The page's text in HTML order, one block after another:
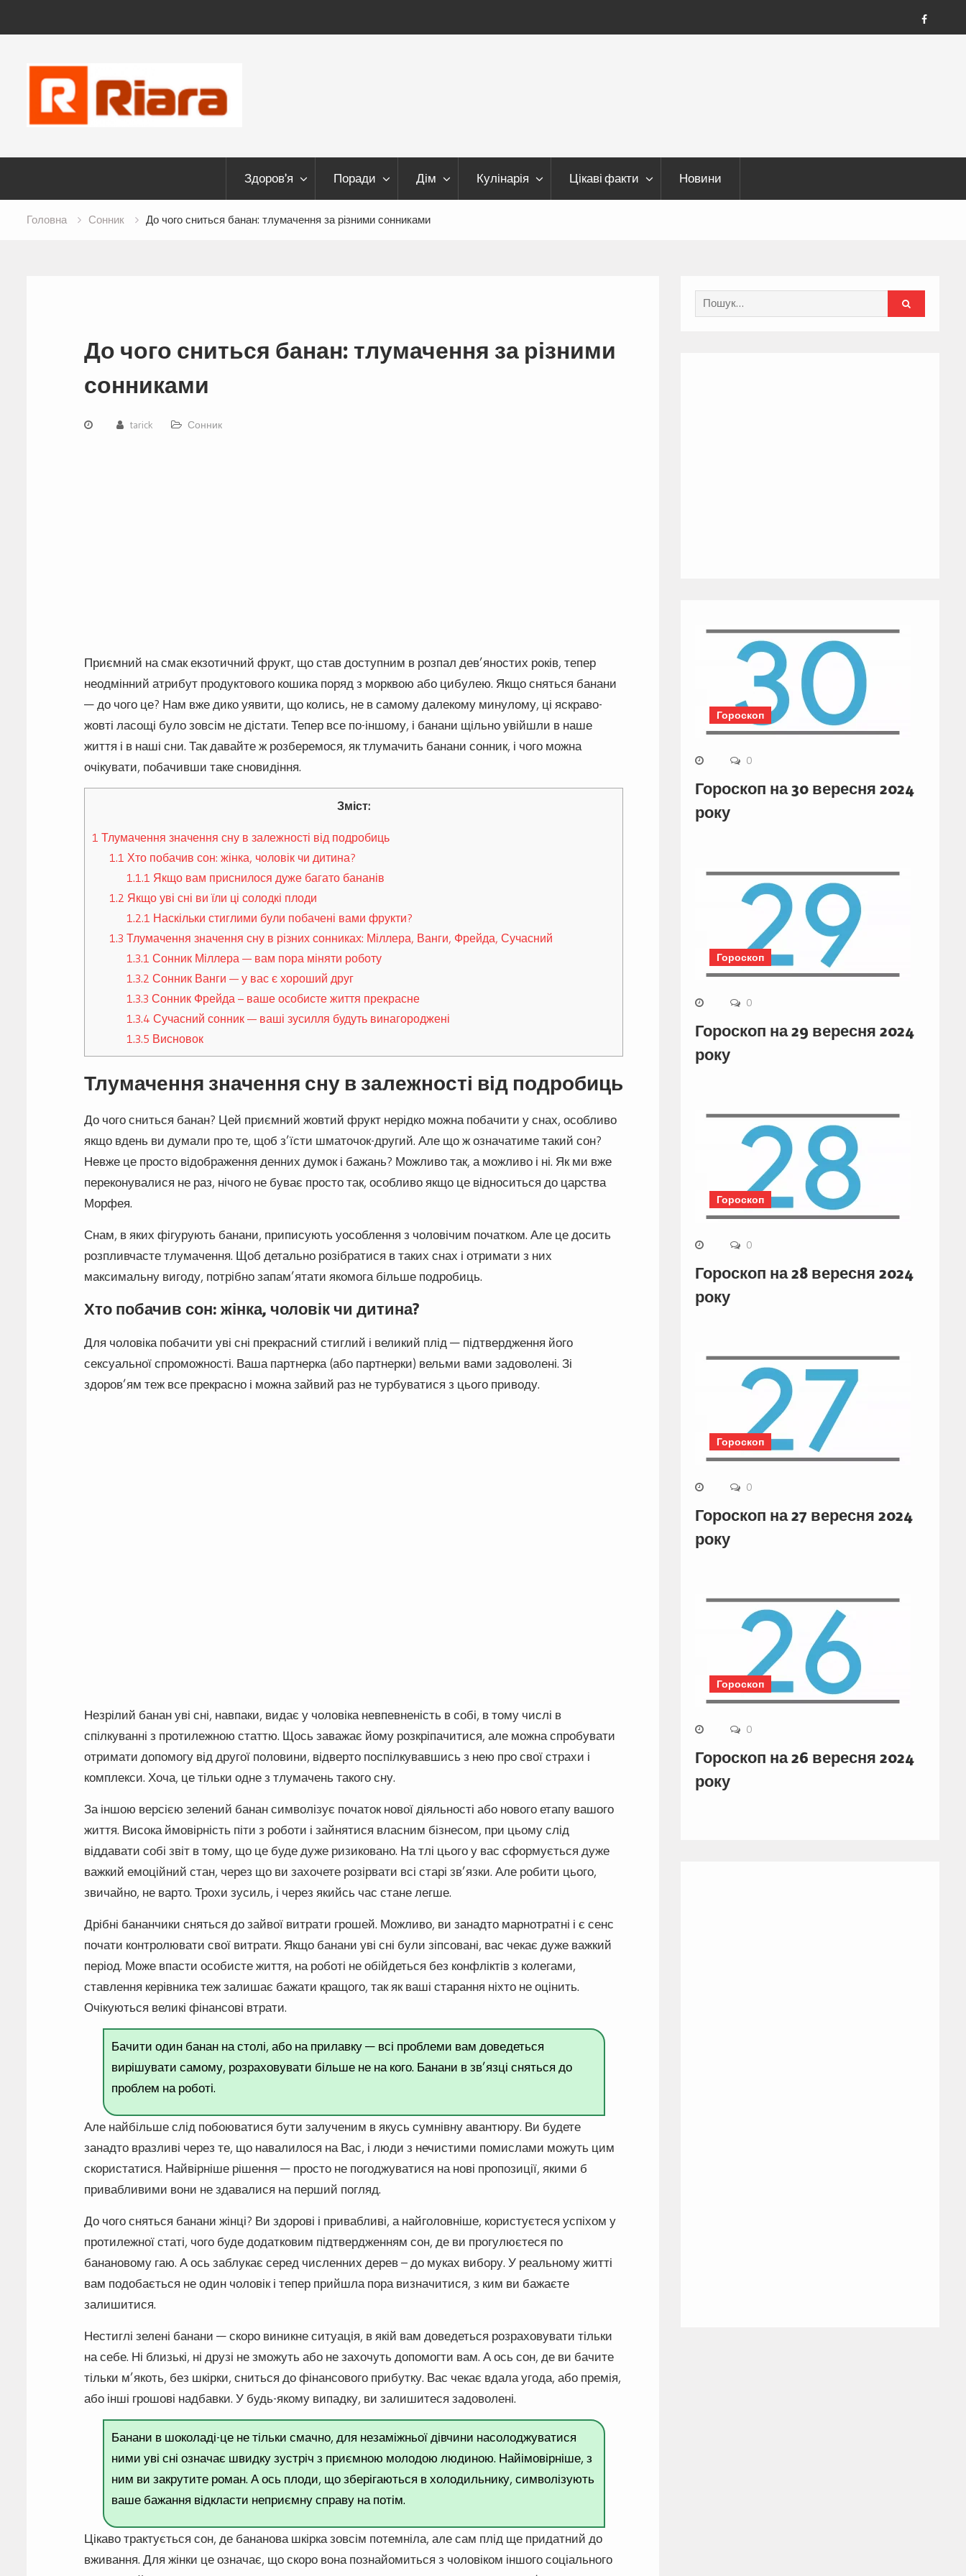
FB
content
Здоров’я Поради Дім Кулінарія Цікаві факти Новини
Головна Сонник До чого сниться банан: тлумачення за різними сонниками
До чого сниться банан: тлумачення за різними
сонниками
tarick Сонник
Приємний на смак екзотичний фрукт, що став доступним в розпал дев’яностих років, тепер
неодмінний атрибут продуктового кошика поряд з морквою або цибулею. Якщо сняться банани
— до чого це? Нам вже дико уявити, що колись, не в самому далекому минулому, ці яскраво-
жовті ласощі було зовсім не дістати. Тепер все по-іншому, і банани щільно увійшли в наше
життя і в наші сни. Так давайте ж розберемося, як тлумачить банани сонник, і чого можна
очікувати, побачивши таке сновидіння.
Зміст:
1 Тлумачення значення сну в залежності від подробиць
1.1 Хто побачив сон: жінка, чоловік чи дитина?
1.1.1 Якщо вам приснилося дуже багато бананів
1.2 Якщо уві сні ви їли ці солодкі плоди
1.2.1 Наскільки стиглими були побачені вами фрукти?
1.3 Тлумачення значення сну в різних сонниках: Міллера, Ванги, Фрейда, Сучасний
1.3.1 Сонник Міллера — вам пора міняти роботу
1.3.2 Сонник Ванги — у вас є хороший друг
1.3.3 Сонник Фрейда – ваше особисте життя прекрасне
1.3.4 Сучасний сонник — ваші зусилля будуть винагороджені
1.3.5 Висновок
Тлумачення значення сну в залежності від подробиць
До чого сниться банан? Цей приємний жовтий фрукт нерідко можна побачити у снах, особливо
якщо вдень ви думали про те, щоб з’їсти шматочок-другий. Але що ж означатиме такий сон?
Невже це просто відображення денних думок і бажань? Можливо так, а можливо і ні. Як ми вже
переконувалися не раз, нічого не буває просто так, особливо якщо це відноситься до царства
Морфея.
Снам, в яких фігурують банани, приписують уособлення з чоловічим початком. Але це досить
розпливчасте тлумачення. Щоб детально розібратися в таких снах і отримати з них
максимальну вигоду, потрібно запам’ятати якомога більше подробиць.
Хто побачив сон: жінка, чоловік чи дитина?
Для чоловіка побачити уві сні прекрасний стиглий і великий плід — підтвердження його
сексуальної спроможності. Ваша партнерка (або партнерки) вельми вами задоволені. Зі
здоров’ям теж все прекрасно і можна зайвий раз не турбуватися з цього приводу.
Незрілий банан уві сні, навпаки, видає у чоловіка невпевненість в собі, в тому числі в
спілкуванні з протилежною статтю. Щось заважає йому розкріпачитися, але можна спробувати
отримати допомогу від другої половини, відверто поспілкувавшись з нею про свої страхи і
комплекси. Хоча, це тільки одне з тлумачень такого сну.
За іншою версією зелений банан символізує початок нової діяльності або нового етапу вашого
життя. Висока ймовірність піти з роботи і зайнятися власним бізнесом, при цьому слід
віддавати собі звіт в тому, що це буде дуже ризиковано. На тлі цього у вас сформується дуже
важкий емоційний стан, через що ви захочете розірвати всі старі зв’язки. Але робити цього,
звичайно, не варто. Трохи зусиль, і через якийсь час стане легше.
Дрібні бананчики сняться до зайвої витрати грошей. Можливо, ви занадто марнотратні і є сенс
почати контролювати свої витрати. Якщо банани уві сні були зіпсовані, вас чекає дуже важкий
період. Може впасти особисте життя, на роботі не обійдеться без конфліктів з колегами,
ставлення керівника теж залишає бажати кращого, так як ваші старання ніхто не оцінить.
Очікуються великі фінансові втрати.
Бачити один банан на столі, або на прилавку — всі проблеми вам доведеться
вирішувати самому, розраховувати більше не на кого. Банани в зв’язці сняться до
проблем на роботі.
Але найбільше слід побоюватися бути залученим в якусь сумнівну авантюру. Ви будете
занадто вразливі через те, що навалилося на Вас, і люди з нечистими помислами можуть цим
скористатися. Найвірніше рішення — просто не погоджуватися на нові пропозиції, якими б
привабливими вони не здавалися на перший погляд.
До чого сняться банани жінці? Ви здорові і привабливі, а найголовніше, користуєтеся успіхом у
протилежної статі, чого буде додатковим підтвердженням сон, де ви прогулюєтеся по
банановому гаю. А ось заблукає серед численних дерев – до муках вибору. У реальному житті
вам подобається не один чоловік і тепер прийшла пора визначитися, з ким ви бажаєте
залишитися.
Нестиглі зелені банани — скоро виникне ситуація, в якій вам доведеться розраховувати тільки
на себе. Ні близькі, ні друзі не зможуть або не захочуть допомогти вам. А ось сон, де ви бачите
тільки м’якоть, без шкірки, сниться до фінансового прибутку. Вас чекає вдала угода, або премія,
або інші грошові надбавки. У будь-якому випадку, ви залишитеся задоволені.
Банани в шоколаді-це не тільки смачно, для незаміжньої дівчини насолоджуватися
ними уві сні означає швидку зустріч з приємною молодою людиною. Найімовірніше, з
ним ви закрутите роман. А ось плоди, що зберігаються в холодильнику, символізують
ваше бажання відкласти неприємну справу на потім.
Цікаво трактується сон, де бананова шкірка зовсім потемніла, але сам плід ще придатний до
вживання. Для жінки це означає, що скоро вона познайомиться з чоловіком іншого соціального
Search
for:
Гороскоп
0
Гороскоп на 30 вересня 2024
року
Гороскоп
0
Гороскоп на 29 вересня 2024
року
Гороскоп
0
Гороскоп на 28 вересня 2024
року
Гороскоп
0
Гороскоп на 27 вересня 2024
року
Гороскоп
0
Гороскоп на 26 вересня 2024
року